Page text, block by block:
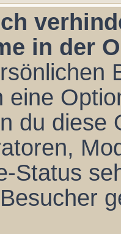
in der
eine
du
Status